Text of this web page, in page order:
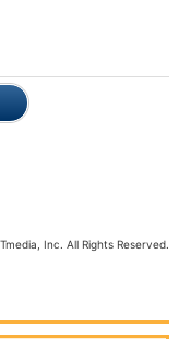
Inc. All Rights Reserved.